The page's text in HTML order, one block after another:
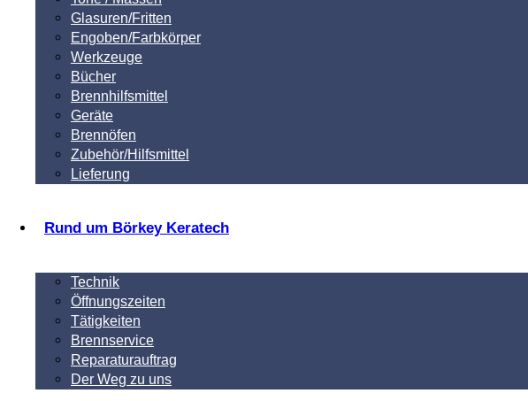
Glasuren/Fritten
Engoben/Farbkörper
Werkzeuge
Bücher
Brennhilfsmittel
Geräte
Brennöfen
Zubehör/Hilfsmittel
Lieferung
Rund um Börkey Keratech
Technik
Öffnungszeiten
Tätigkeiten
Brennservice
Reparaturauftrag
Der Weg zu uns